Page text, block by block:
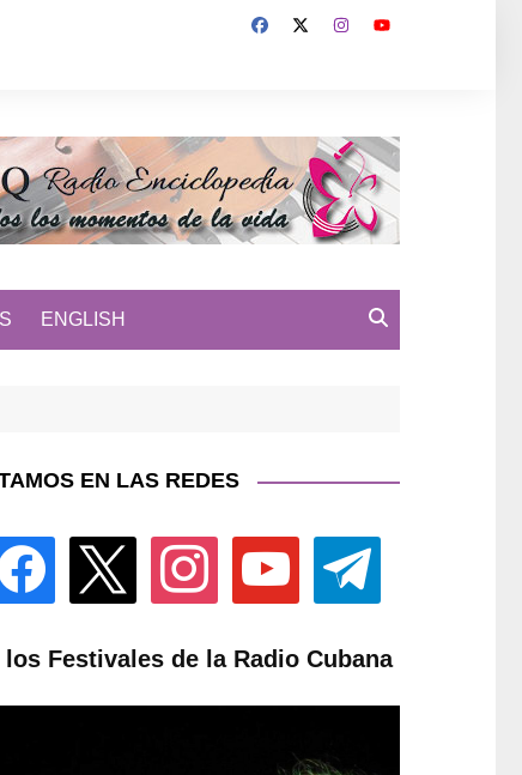
ENGLISH
EN LAS REDES
instagram youtube telegram
los Festivales de la Radio Cubana